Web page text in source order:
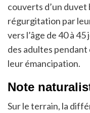
couverts d’un
régurgitation par
vers l’âge de 40 à
des adultes
leur émancipation.
Note
Sur le terrain, la